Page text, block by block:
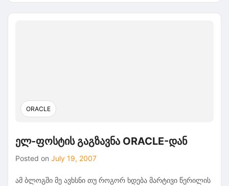
ORACLE
ელ-ფოსტის გაგზავნა ORACLE-დან
Posted on July 19, 2007
ამ ბლოგში მე ავხსნი თუ როგორ ხდება მარტივი წერილის